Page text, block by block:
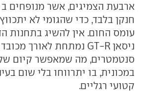
ארבעת הצמיגים, אשר מנופחים
חנקן בלבד, כדי שהגומי לא
עומס החום. אין להשיג בתחנות
סנטמטרים, מה שמאפשר קיום
במכונית, בו יתרווחו בלי שום
קטועי רגליים.